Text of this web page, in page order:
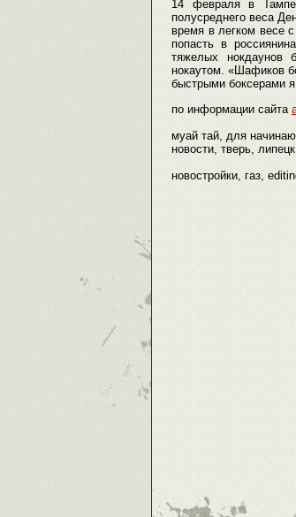
14 февраля в
полусреднего веса
время в легком весе
попасть в
тяжелых нокдаунов
нокаутом. «Шафиков
быстрыми боксерами
по информации сайта
муай тай, для
новости, тверь,
новостройки, газ,